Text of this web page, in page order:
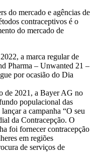
do mercado e agências de
contraceptivos é o
do mercado de
a marca regular de
Pharma – Unwanted 21 –
por ocasião do Dia
de 2021, a Bayer AG no
populacional das
a campanha “O seu
da Contracepção. O
foi fornecer contracepção
em regiões
de serviços de